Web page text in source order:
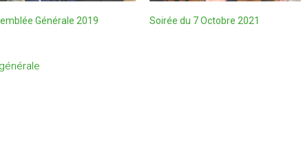
Générale 2019 Soirée du 7 Octobre 2021